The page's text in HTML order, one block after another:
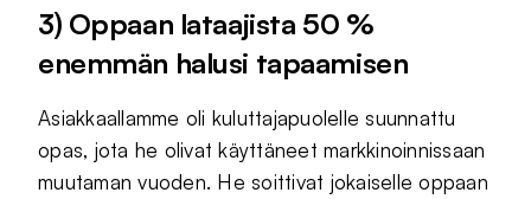
3) Oppaan lataajista 50 %
enemmän halusi tapaamisen
Asiakkaallamme oli kuluttajapuolelle suunnattu
opas, jota he olivat käyttäneet markkinoinnissaan
muutaman vuoden. He soittivat jokaiselle oppaan